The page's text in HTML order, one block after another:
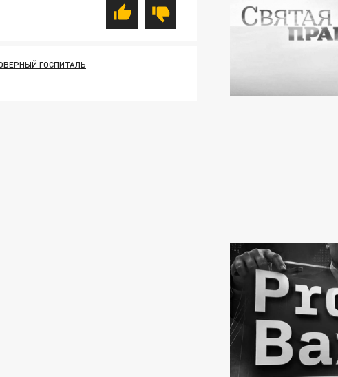
ГОСПИТАЛЬ